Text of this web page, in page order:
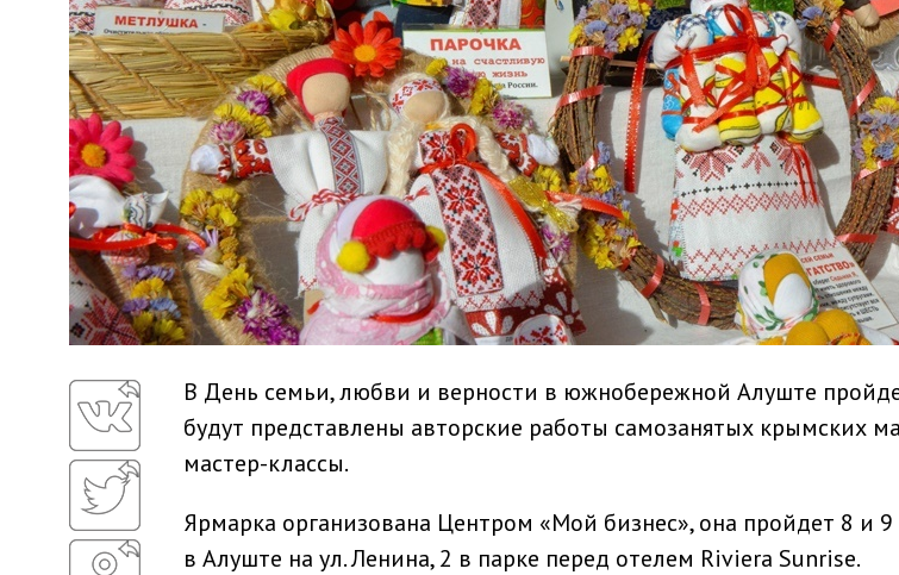
В День семьи, любви и верности в южнобережной Алуште
будут представлены авторские работы самозанятых крымских
мастер-классы.
Ярмарка организована Центром «Мой бизнес», она пройдет 8 и
в Алуште на ул. Ленина, 2 в парке перед отелем Riviera Sunrise.